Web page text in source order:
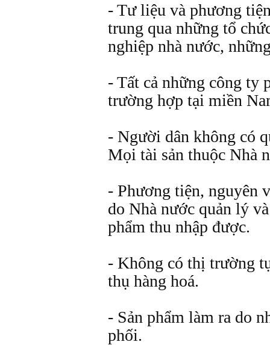
- Tư liệu và phương
trung qua những tổ
nghiệp nhà nước,
- Tất cả những công ty
trường hợp tại miền
- Người dân không có
Mọi tài sản thuộc Nhà
- Phương tiện, nguyên
do Nhà nước quản lý
phẩm thu nhập được.
- Không có thị trường
thụ hàng hoá.
- Sản phẩm làm ra do
phối.